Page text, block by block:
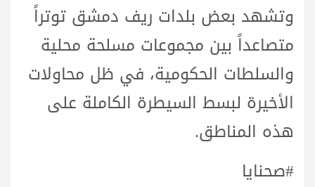
وتشهد بعض بلدات ريف دمشق توتراً
متصاعداً بين مجموعات مسلحة محلية
والسلطات الحكومية، في ظل محاولات
الأخيرة لبسط السيطرة الكاملة على
هذه المناطق.
#صحنايا